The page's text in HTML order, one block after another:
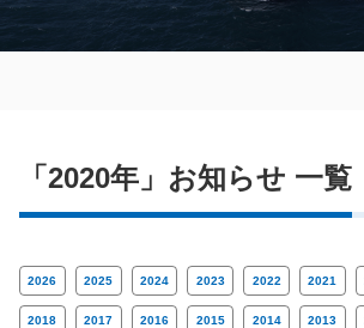
「2020年」お知らせ 一覧
2026 2025 2024 2023 2022 2021
2018 2017 2016 2015 2014 2013